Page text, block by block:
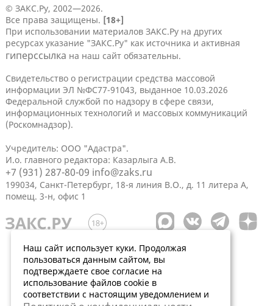
© ЗАКС.Ру, 2002—2026.
Все права защищены. [18+]
При использовании материалов ЗАКС.Ру на других
ресурсах указание "ЗАКС.Ру" как источника и активная
гиперссылка на наш сайт обязательны.
Свидетельство о регистрации средства массовой
информации ЭЛ №ФС77-91043, выданное 10.03.2026
Федеральной службой по надзору в сфере связи,
информационных технологий и массовых коммуникаций
(Роскомнадзор).
Учредитель: ООО "Адастра".
И.о. главного редактора: Казарлыга А.В.
+7 (931) 287-80-09 info@zaks.ru
199034, Санкт-Петербург, 18-я линия В.О., д. 11 литера А,
помещ. 3-н, офис 1
Наш сайт использует куки. Продолжая
пользоваться данным сайтом, вы
подтверждаете свое согласие на
использование файлов cookie в
соответствии с настоящим уведомлением и